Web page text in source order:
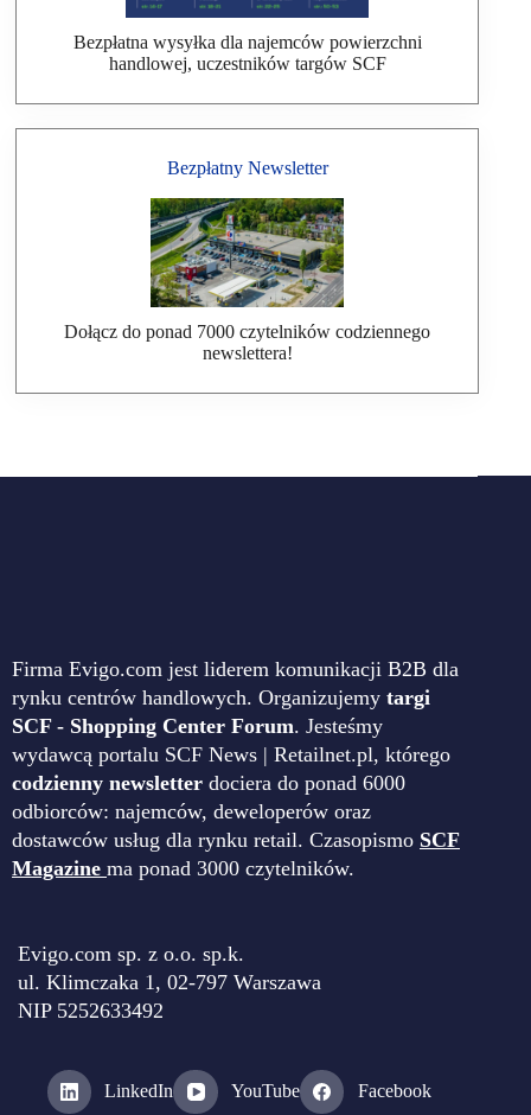
Bezpłatna wysyłka dla najemców powierzchni
handlowej, uczestników targów SCF
Bezpłatny Newsletter
Dołącz do ponad 7000 czytelników codziennego
newslettera!
Firma Evigo.com jest liderem komunikacji B2B dla
rynku centrów handlowych. Organizujemy targi
SCF - Shopping Center Forum. Jesteśmy
wydawcą portalu SCF News | Retailnet.pl, którego
codzienny newsletter dociera do ponad 6000
odbiorców: najemców, deweloperów oraz
dostawców usług dla rynku retail. Czasopismo SCF
Magazine ma ponad 3000 czytelników.
Evigo.com sp. z o.o. sp.k.
ul. Klimczaka 1, 02-797 Warszawa
NIP 5252633492
LinkedIn YouTube Facebook